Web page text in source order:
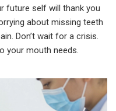
future self will thank you
about missing teeth
Don’t wait for a crisis.
your mouth needs.